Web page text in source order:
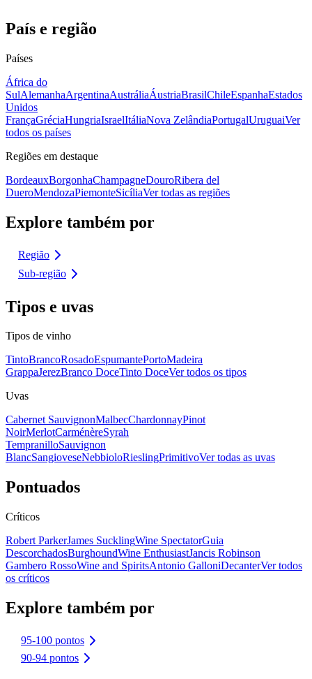
País e região
Países
África do
SulAlemanhaArgentinaAustráliaÁustriaBrasilChileEspanhaEstados
Unidos
FrançaGréciaHungriaIsraelItáliaNova ZelândiaPortugalUruguaiVer
todos os países
Regiões em destaque
BordeauxBorgonhaChampagneDouroRibera del
DueroMendozaPiemonteSicíliaVer todas as regiões
Explore também por
Região
Sub-região
Tipos e uvas
Tipos de vinho
TintoBrancoRosadoEspumantePortoMadeira
GrappaJerezBranco DoceTinto DoceVer todos os tipos
Uvas
Cabernet SauvignonMalbecChardonnayPinot
NoirMerlotCarménèreSyrah
TempranilloSauvignon
BlancSangioveseNebbioloRieslingPrimitivoVer todas as uvas
Pontuados
Críticos
Robert ParkerJames SucklingWine SpectatorGuia
DescorchadosBurghoundWine EnthusiastJancis Robinson
Gambero RossoWine and SpiritsAntonio GalloniDecanterVer todos
os críticos
Explore também por
95-100 pontos
90-94 pontos